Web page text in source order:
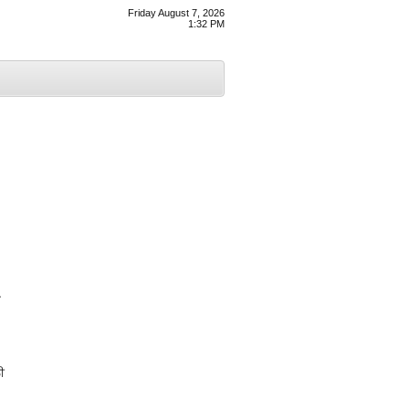
Friday August 7, 2026
1:32 PM